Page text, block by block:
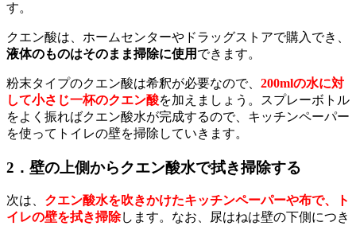
す。
クエン酸は、ホームセンターやドラッグストアで購入でき、
液体のものはそのまま掃除に使用 できます。
粉末タイプのクエン酸は希釈が必要なので、 200mlの水に対
して小さじ一杯のクエン酸を加えましょう。スプレーボトル
をよく振ればクエン酸水が完成するので、キッチンペーパー
を使ってトイレの壁を掃除していきます。
2．壁の上側からクエン酸水で拭き掃除する
次は、 クエン酸水を吹きかけたキッチンペーパーや布で、ト
イレの壁を拭き掃除します。なお、尿はねは壁の下側につき